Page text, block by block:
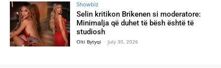
Showbiz
Selin kritikon Brikenen si moderatore:
Minimalja që duhet të bësh është të
studiosh
Olti Bytyqi - July 30, 2026